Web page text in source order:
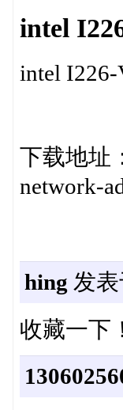
intel
intel
下载地址
network-
hing 发表
收藏一下！